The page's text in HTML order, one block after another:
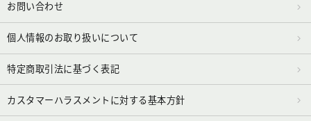
お問い合わせ
個人情報のお取り扱いについて
特定商取引法に基づく表記
カスタマーハラスメントに対する基本方針